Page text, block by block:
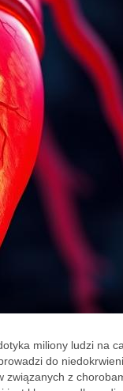
miliony ludzi na
do
związanych z